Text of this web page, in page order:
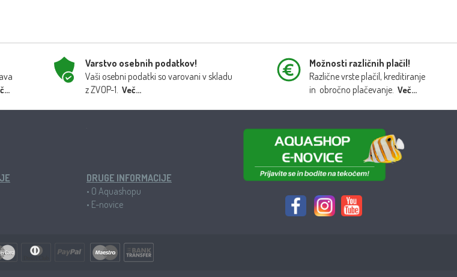
Varstvo osebnih podatkov!
Vaši osebni podatki so varovani v skladu
z ZVOP-1. Več...
Možnosti različnih plačil!
Različne vrste plačil, kreditiranje
in obročno plačevanje. Več...
DRUGE INFORMACIJE
• O Aquashopu
• E-novice